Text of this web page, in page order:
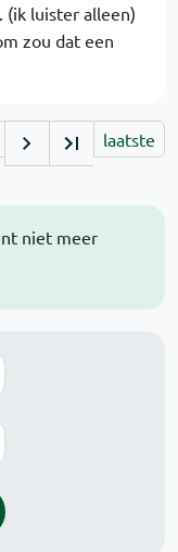
niet meer
(ik luister alleen)
zou dat een
laatste